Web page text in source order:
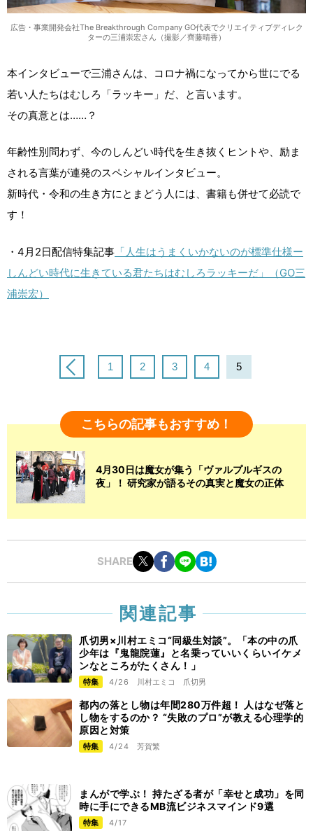
広告・事業開発会社The Breakthrough Company GO代表でクリエイティブディレク
ターの三浦崇宏さん（撮影／齊藤晴香）
本インタビューで三浦さんは、コロナ禍になってから世にでる
若い人たちはむしろ「ラッキー」だ、と言います。
その真意とは……？
年齢性別問わず、今のしんどい時代を生き抜くヒントや、励ま
される言葉が連発のスペシャルインタビュー。
新時代・令和の生き方にとまどう人には、書籍も併せて必読で
す！
・4月2日配信特集記事 「人生はうまくいかないのが標準仕様ー
しんどい時代に生きている君たちはむしろラッキーだ」（GO三
浦崇宏）
1 2 3 4 5
こちらの記事もおすすめ！
4月30日は魔女が集う「ヴァルプルギスの
夜」！ 研究家が語るその真実と魔女の正体
SHARE
関連記事
爪切男×川村エミコ“同級生対談”。「本の中の爪
少年は『鬼龍院蓮』と名乗っていいくらいイケメ
ンなところがたくさん！」
特集 4/26 川村エミコ 爪切男
都内の落とし物は年間280万件超！ 人はなぜ落と
し物をするのか？ “失敗のプロ”が教える心理学的
原因と対策
特集 4/24 芳賀繁
まんがで学ぶ！ 持たざる者が「幸せと成功」を同
時に手にできるMB流ビジネスマインド9選
特集 4/17